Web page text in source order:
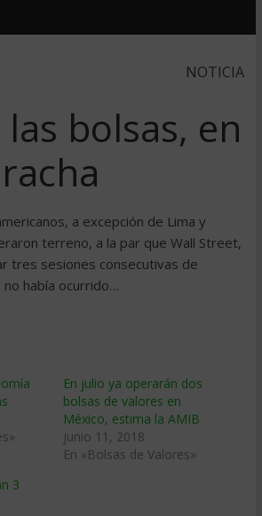
NOTICIA
bolsas, en
a excepción de Lima y
terreno, a la par que Wall Street,
tres sesiones consecutivas de
no habí­a ocurrido…
En julio ya operarán dos
bolsas de valores en
México, estima la AMIB
junio 11, 2018
En «Bolsas de Valores»
3